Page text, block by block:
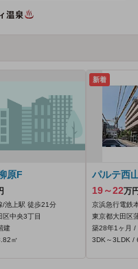
原F
/池上駅 徒歩21分
区中央3丁目
建
㎡
新着
パルテ西
19～22万
京浜急行電鉄
東京都大田区
築28年1ヶ月 /
3DK～3LDK /